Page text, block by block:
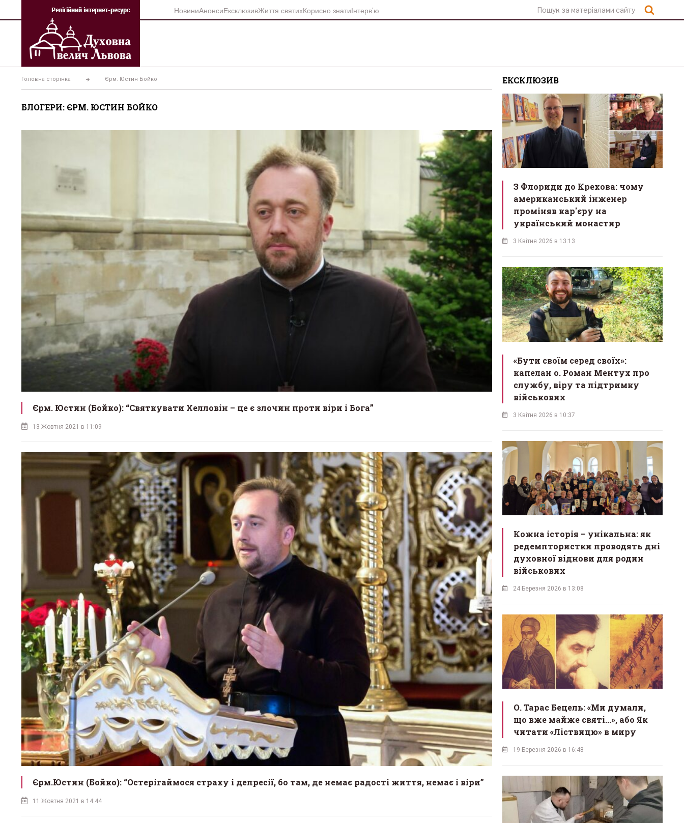
вмісту
НовиниАнонсиЕксклюзивЖиття святихКорисно знатиІнтерв’ю
Головна сторінка Єрм. Юстин Бойко
БЛОГЕРИ: ЄРМ. ЮСТИН БОЙКО
Єрм. Юстин (Бойко): “Святкувати Хелловін – це є злочин проти віри і Бога”
13 Жовтня 2021 в 11:09
Єрм.Юстин (Бойко): “Остерігаймося страху і депресії, бо там, де немає радості життя, немає і віри”
11 Жовтня 2021 в 14:44
ЕКСКЛЮЗИВ
З Флориди до Крехова: чому
американський інженер
проміняв кар'єру на
український монастир
3 Квітня 2026 в 13:13
«Бути своїм серед своїх»:
капелан о. Роман Ментух про
службу, віру та підтримку
військових
3 Квітня 2026 в 10:37
Кожна історія – унікальна: як
редемптористки проводять дні
духовної віднови для родин
військових
24 Березня 2026 в 13:08
О. Тарас Бецель: «Ми думали,
що вже майже святі...», або Як
читати «Ліствицю» в миру
19 Березня 2026 в 16:48